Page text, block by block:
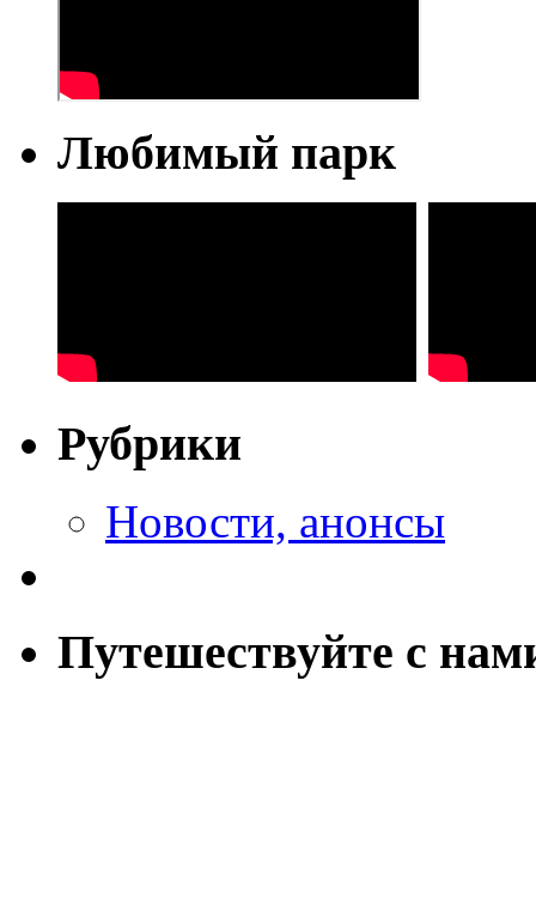
Любимый парк
Рубрики
Новости, анонсы
Путешествуйте с